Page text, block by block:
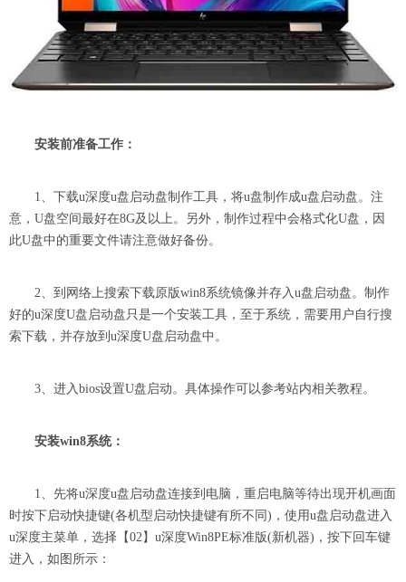
安装前准备工作：
1、下载u深度u盘启动盘制作工具，将u盘制作成u盘启动盘。注
意，U盘空间最好在8G及以上。另外，制作过程中会格式化U盘，因
此U盘中的重要文件请注意做好备份。
2、到网络上搜索下载原版win8系统镜像并存入u盘启动盘。制作
好的u深度U盘启动盘只是一个安装工具，至于系统，需要用户自行搜
索下载，并存放到u深度U盘启动盘中。
3、进入bios设置U盘启动。具体操作可以参考站内相关教程。
安装win8系统：
1、先将u深度u盘启动盘连接到电脑，重启电脑等待出现开机画面
时按下启动快捷键(各机型启动快捷键有所不同)，使用u盘启动盘进入
u深度主菜单，选择【02】u深度Win8PE标准版(新机器)，按下回车键
进入，如图所示：